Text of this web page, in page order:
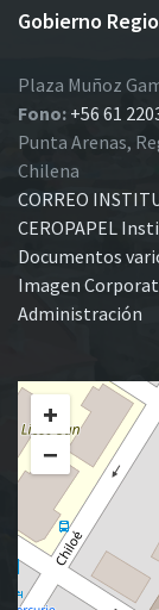
Gobierno
Plaza Muñoz
Fono: +56 61
Punta Arenas,
Chilena
CORREO
CEROPAPEL
Documentos
Imagen
Administración
+
−